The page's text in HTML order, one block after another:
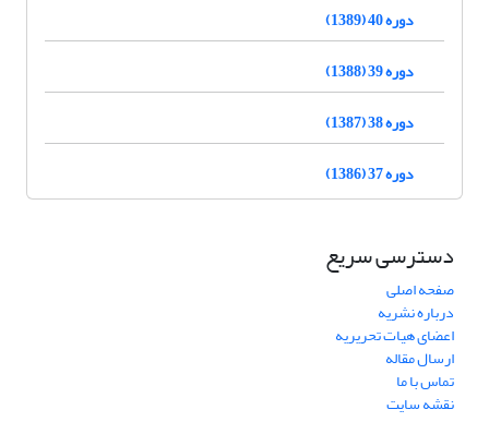
دوره 40 (1389)
دوره 39 (1388)
دوره 38 (1387)
دوره 37 (1386)
دسترسی سریع
صفحه اصلی
درباره نشریه
اعضای هیات تحریریه
ارسال مقاله
تماس با ما
نقشه سایت